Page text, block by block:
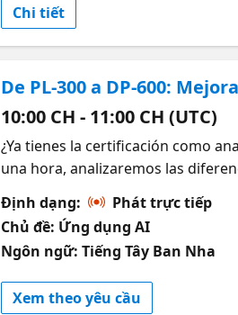
Chi tiết
De PL-300 a DP-600:
10:00 CH - 11:00 CH (UTC)
¿Ya tienes la certificación como
una hora, analizaremos las
estudiar, dónde enfocar tu
DP-600. Recursos: Prepárate para
más está sucediendo en Fabric
Định dạng:
Phát trực tiếp
Chủ đề: Ứng dụng AI
Ngôn ngữ: Tiếng Tây Ban Nha
Xem theo yêu cầu